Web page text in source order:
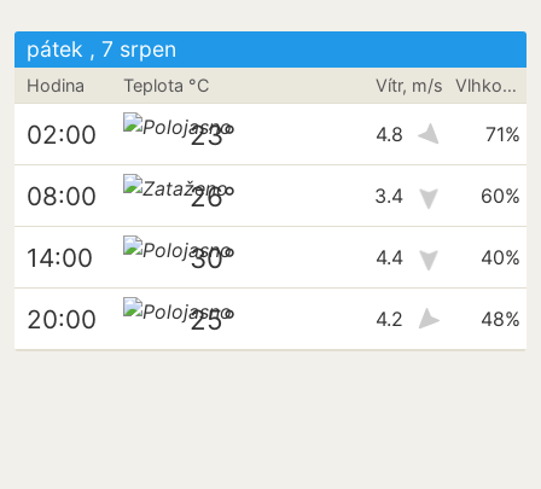
pátek , 7 srpen
Hodina Teplota °C Vítr, m/s Vlhkost vzduchu
02:00 23° 4.8 71%
08:00 26° 3.4 60%
14:00 30° 4.4 40%
20:00 25° 4.2 48%